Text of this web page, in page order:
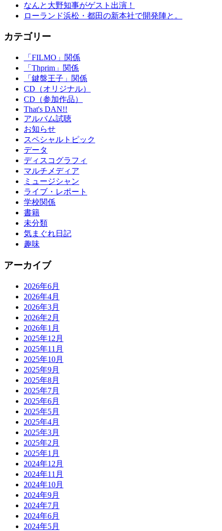
なんと大野知事がゲスト出演！
ローランド浜松・都田の新本社で開発陣と。
カテゴリー
「FILMO」関係
「Thprim」関係
「鍵盤王子」関係
CD（オリジナル）
CD（参加作品）
That's DAN!!
アルバム試聴
お知らせ
スペシャルトピック
データ
ディスコグラフィ
マルチメディア
ミュージシャン
ライブ・レポート
学校関係
書籍
未分類
気まぐれ日記
趣味
アーカイブ
2026年6月
2026年4月
2026年3月
2026年2月
2026年1月
2025年12月
2025年11月
2025年10月
2025年9月
2025年8月
2025年7月
2025年6月
2025年5月
2025年4月
2025年3月
2025年2月
2025年1月
2024年12月
2024年11月
2024年10月
2024年9月
2024年7月
2024年6月
2024年5月